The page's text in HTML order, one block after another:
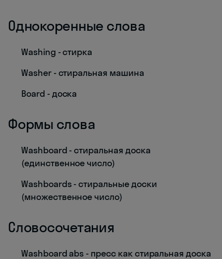
Однокоренные слова
Washing - стирка
Washer - стиральная машина
Board - доска
Формы слова
Washboard - стиральная доска
(единственное число)
Washboards - стиральные доски
(множественное число)
Словосочетания
Washboard abs - пресс как стиральная доска